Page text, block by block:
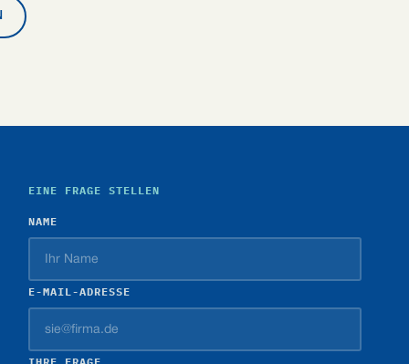
EINE FRAGE STELLEN
NAME
E-MAIL-ADRESSE